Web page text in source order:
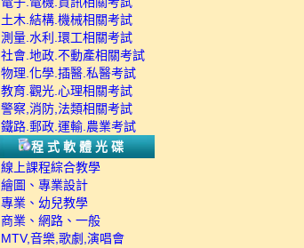
土木.結構.機械相關考試
測量.水利.環工相關考試
社會.地政.不動產相關考試
物理.化學.插醫.私醫考試
教育.觀光.心理相關考試
警察,消防,法類相關考試
鐵路.郵政.運輸.農業考試
程式軟體光碟
線上課程綜合教學
繪圖、專業設計
專業、幼兒教學
商業、網路、一般
MTV,音樂,歌劇,演唱會